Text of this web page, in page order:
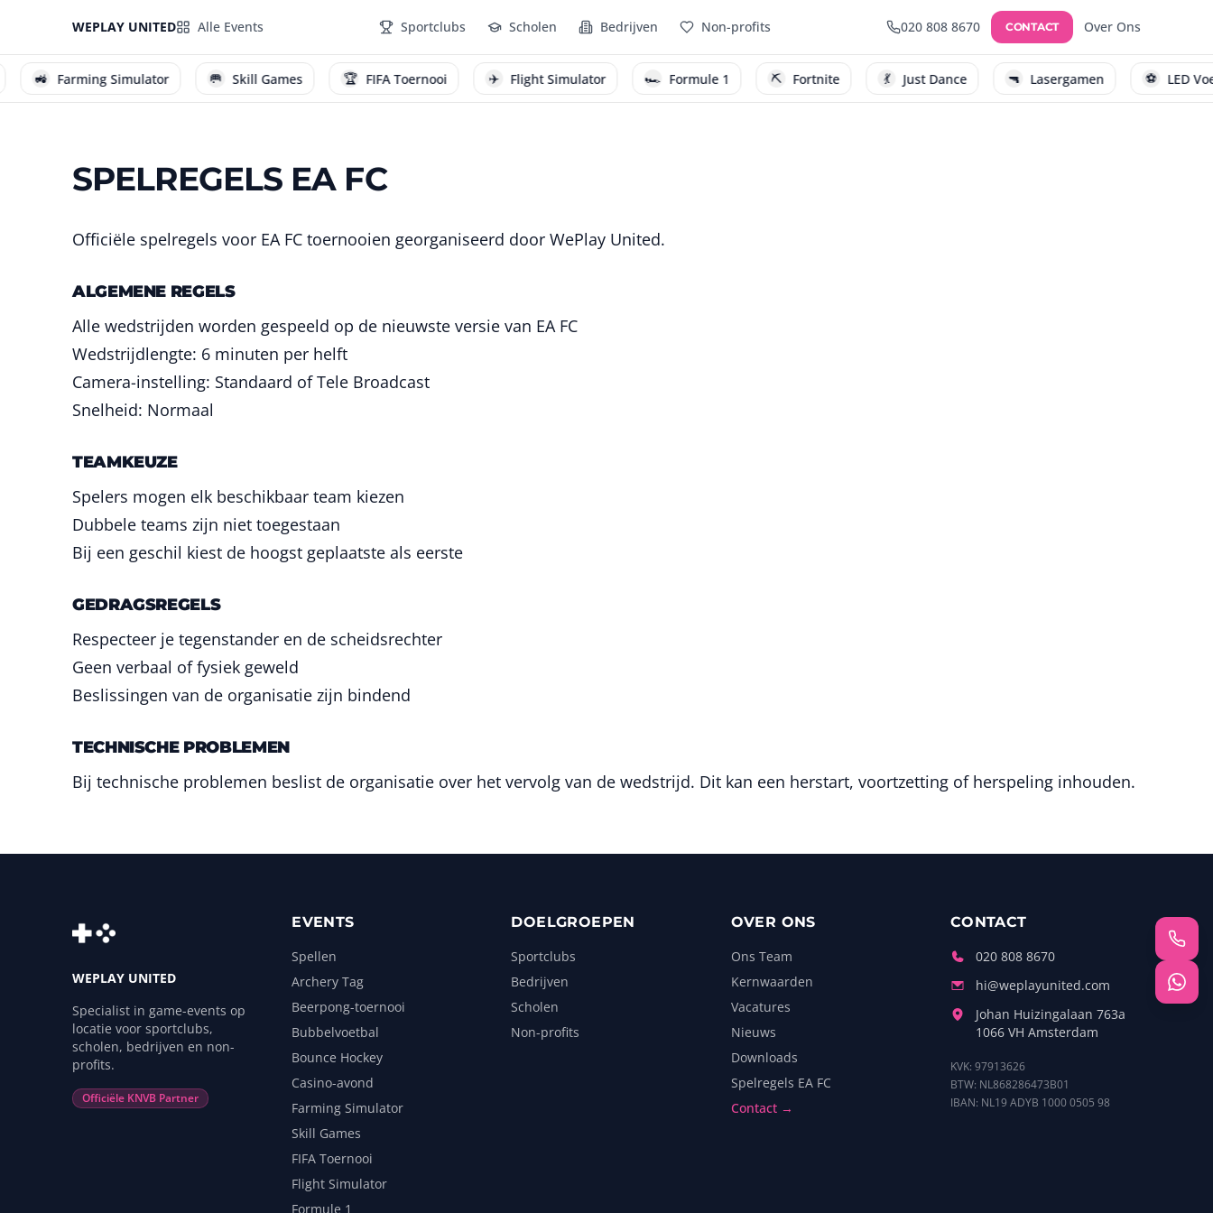
WEPLAY UNITED Alle Events Sportclubs Scholen Bedrijven Non-profits 020 808 8670 CONTACT Over Ons
Farming Simulator Skill Games FIFA Toernooi Flight Simulator Formule 1 Fortnite Just Dance Lasergamen LED
SPELREGELS EA FC
Officiële spelregels voor EA FC toernooien georganiseerd door WePlay United.
ALGEMENE REGELS
Alle wedstrijden worden gespeeld op de nieuwste versie van EA FC
Wedstrijdlengte: 6 minuten per helft
Camera-instelling: Standaard of Tele Broadcast
Snelheid: Normaal
TEAMKEUZE
Spelers mogen elk beschikbaar team kiezen
Dubbele teams zijn niet toegestaan
Bij een geschil kiest de hoogst geplaatste als eerste
GEDRAGSREGELS
Respecteer je tegenstander en de scheidsrechter
Geen verbaal of fysiek geweld
Beslissingen van de organisatie zijn bindend
TECHNISCHE PROBLEMEN
Bij technische problemen beslist de organisatie over het vervolg van de wedstrijd. Dit kan een herstart, voortzetting of herspeling inhouden.
WEPLAY UNITED
Specialist in game-events op
locatie voor sportclubs,
scholen, bedrijven en non-
profits.
Officiële KNVB Partner
EVENTS
Spellen
Archery Tag
Beerpong-toernooi
Bubbelvoetbal
Bounce Hockey
Casino-avond
Farming Simulator
Skill Games
FIFA Toernooi
Flight Simulator
Formule 1
DOELGROEPEN
Sportclubs
Bedrijven
Scholen
Non-profits
OVER ONS
Ons Team
Kernwaarden
Vacatures
Nieuws
Downloads
Spelregels EA FC
Contact →
CONTACT
020 808 8670
hi@weplayunited.com
Johan Huizingalaan 763a
1066 VH Amsterdam
KVK: 97913626
BTW: NL868286473B01
IBAN: NL19 ADYB 1000 0505 98